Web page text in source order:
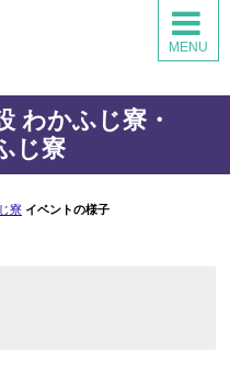
わかふじ寮・
じ寮
MENU
様へ
案内
み
寮 イベントの様子